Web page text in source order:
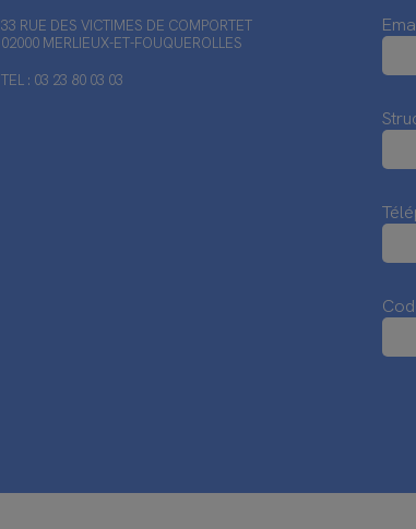
33 RUE DES VICTIMES DE COMPORTET
02000 MERLIEUX-ET-FOUQUEROLLES
TEL : 03 23 80 03 03